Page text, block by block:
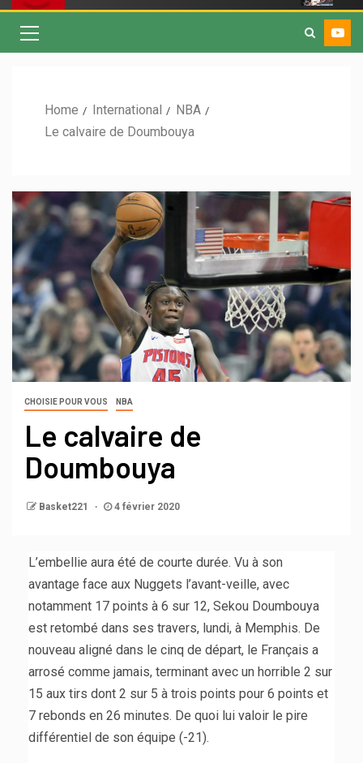
Home International
NBA
Le calvaire de Doumbouya
CHOISIE POUR VOUS NBA
Le calvaire de
Doumbouya
Basket221 4 février 2020
L’embellie aura été de courte durée. Vu à son
avantage face aux Nuggets l’avant-veille, avec
notamment 17 points à 6 sur 12, Sekou Doumbouya
est retombé dans ses travers, lundi, à Memphis. De
nouveau aligné dans le cinq de départ, le Français a
arrosé comme jamais, terminant avec un horrible 2 sur
15 aux tirs dont 2 sur 5 à trois points pour 6 points et
7 rebonds en 26 minutes. De quoi lui valoir le pire
différentiel de son équipe (-21).